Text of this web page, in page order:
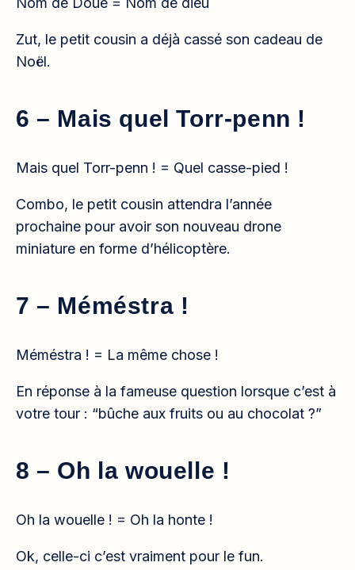
Zut, le petit cousin a déjà cassé son cadeau de
Noël.
6 – Mais quel Torr-penn !
Mais quel Torr-penn ! = Quel casse-pied !
Combo, le petit cousin attendra l’année
prochaine pour avoir son nouveau drone
miniature en forme d’hélicoptère.
7 – Méméstra !
Méméstra ! = La même chose !
En réponse à la fameuse question lorsque c’est à
votre tour : “bûche aux fruits ou au chocolat ?”
8 – Oh la wouelle !
Oh la wouelle ! = Oh la honte !
Ok, celle-ci c’est vraiment pour le fun.